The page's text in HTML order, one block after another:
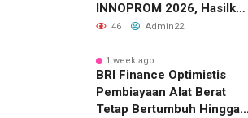
INNOPROM 2026, Hasilkan
Belasan Kerja Sama
46 Admin22
1 week ago
BRI Finance Optimistis
Pembiayaan Alat Berat
Tetap Bertumbuh Hingga